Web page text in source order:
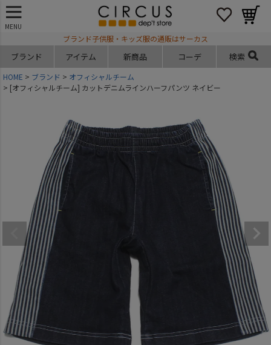
MENU
ブランド子供服・キッズ服の通販はサーカス
ブランド アイテム 新商品 コーデ 検索
HOME ブランド
オフィシャルチーム
[オフィシャルチーム] カットデニムラインハーフパンツ ネイビー